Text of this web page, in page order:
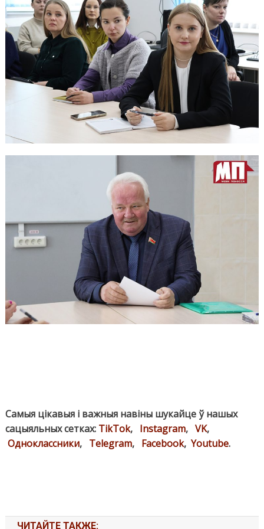
Самыя цікавыя і важныя навіны шукайце ў нашых
сацыяльных сетках: TikTok, Instagram, VK,
Одноклассники, Telegram, Facebook, Youtube.
ЧИТАЙТЕ ТАКЖЕ: